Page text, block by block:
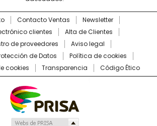
Contacto Ventas
Newsletter
clientes
Alta de Clientes
de proveedores
Aviso legal
de Datos
Política de cookies
cookies
Transparencia Código Ético